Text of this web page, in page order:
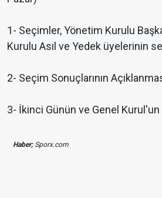
1- Seçimler, Yönetim Kurulu
Kurulu Asıl ve Yedek üyelerinin
2- Seçim Sonuçlarının
3- İkinci Günün ve Genel Kurul'un
Haber;Sporx.com